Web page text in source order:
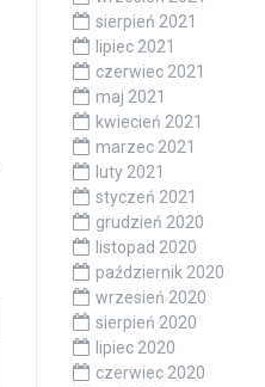
sierpień 2021
lipiec 2021
czerwiec 2021
maj 2021
kwiecień 2021
marzec 2021
luty 2021
styczeń 2021
grudzień 2020
listopad 2020
październik 2020
wrzesień 2020
sierpień 2020
lipiec 2020
czerwiec 2020